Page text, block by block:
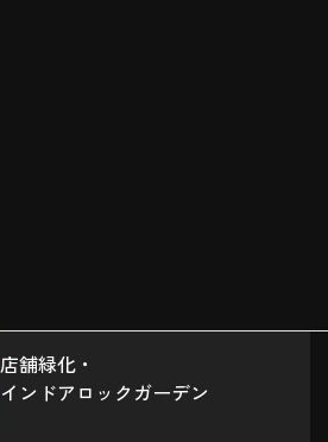
店舗緑化・
インドアロックガーデン